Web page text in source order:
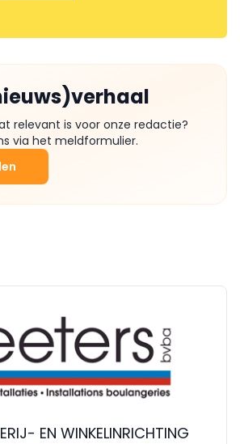
relevant is voor onze redactie?
via het meldformulier.
EN WINKELINRICHTING